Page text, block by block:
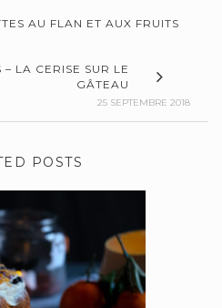
AU FLAN ET AUX FRUITS
LA CERISE SUR LE
GÂTEAU
25 SEPTEMBRE 2018
POSTS